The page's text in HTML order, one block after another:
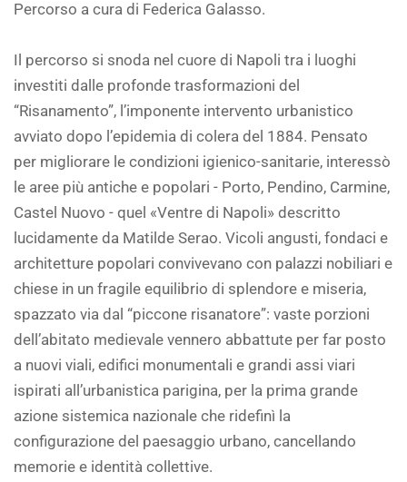
Percorso a cura di Federica Galasso.
Il percorso si snoda nel cuore di Napoli tra i luoghi
investiti dalle profonde trasformazioni del
“Risanamento”, l’imponente intervento urbanistico
avviato dopo l’epidemia di colera del 1884. Pensato
per migliorare le condizioni igienico-sanitarie, interessò
le aree più antiche e popolari - Porto, Pendino, Carmine,
Castel Nuovo - quel «Ventre di Napoli» descritto
lucidamente da Matilde Serao. Vicoli angusti, fondaci e
architetture popolari convivevano con palazzi nobiliari e
chiese in un fragile equilibrio di splendore e miseria,
spazzato via dal “piccone risanatore”: vaste porzioni
dell’abitato medievale vennero abbattute per far posto
a nuovi viali, edifici monumentali e grandi assi viari
ispirati all’urbanistica parigina, per la prima grande
azione sistemica nazionale che ridefinì la
configurazione del paesaggio urbano, cancellando
memorie e identità collettive.